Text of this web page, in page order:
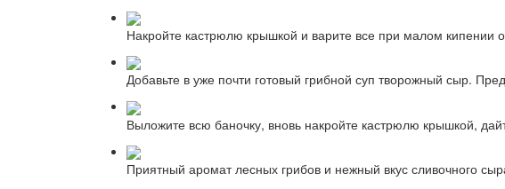
Накройте кастрюлю крышкой и варите все при малом кипении
Добавьте в уже почти готовый грибной суп творожный сыр.
Выложите всю баночку, вновь накройте кастрюлю крышкой,
Приятный аромат лесных грибов и нежный вкус сливочного